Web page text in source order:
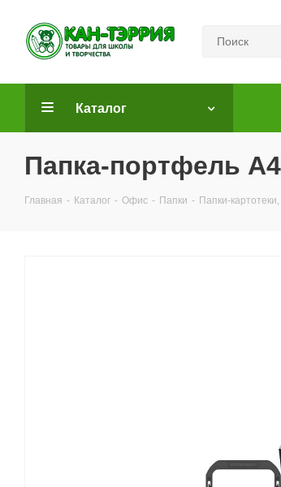
Каталог
Папка-портфель
Главная - Каталог - Офис - Папки - Папки-